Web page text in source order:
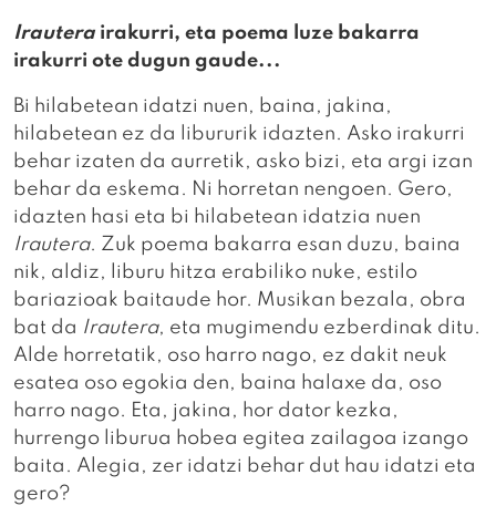
Irautera irakurri, eta poema luze bakarra
irakurri ote dugun gaude...
Bi hilabetean idatzi nuen, baina, jakina,
hilabetean ez da libururik idazten. Asko irakurri
behar izaten da aurretik, asko bizi, eta argi izan
behar da eskema. Ni horretan nengoen. Gero,
idazten hasi eta bi hilabetean idatzia nuen
Irautera. Zuk poema bakarra esan duzu, baina
nik, aldiz, liburu hitza erabiliko nuke, estilo
bariazioak baitaude hor. Musikan bezala, obra
bat da Irautera, eta mugimendu ezberdinak ditu.
Alde horretatik, oso harro nago, ez dakit neuk
esatea oso egokia den, baina halaxe da, oso
harro nago. Eta, jakina, hor dator kezka,
hurrengo liburua hobea egitea zailagoa izango
baita. Alegia, zer idatzi behar dut hau idatzi eta
gero?